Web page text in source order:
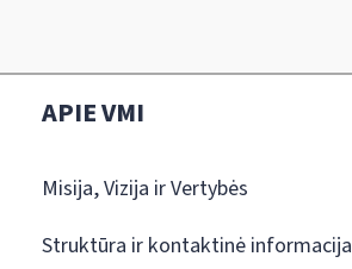
APIE VMI
Misija, Vizija ir Vertybės
Struktūra ir kontaktinė informacija